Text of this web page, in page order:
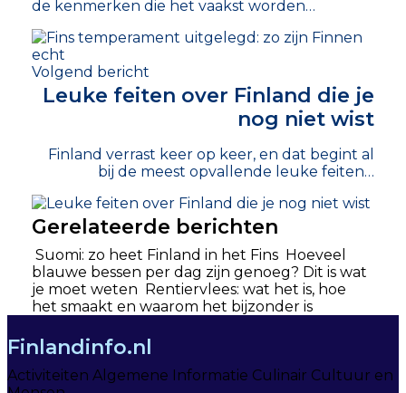
de kenmerken die het vaakst worden…
Volgend bericht
Leuke feiten over Finland die je
nog niet wist
Finland verrast keer op keer, en dat begint al
bij de meest opvallende leuke feiten…
Gerelateerde berichten
Suomi: zo heet Finland in het Fins Hoeveel
blauwe bessen per dag zijn genoeg? Dit is wat
je moet weten Rentiervlees: wat het is, hoe
het smaakt en waarom het bijzonder is
Finlandinfo.nl
Activiteiten Algemene Informatie Culinair Cultuur en